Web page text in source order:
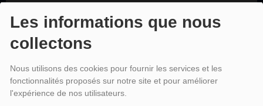
Les informations que nous
collectons
Nous utilisons des cookies pour fournir les services et les
fonctionnalités proposés sur notre site et pour améliorer
l'expérience de nos utilisateurs.
EMISSIONS